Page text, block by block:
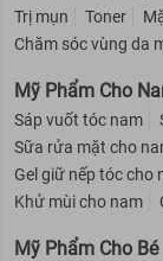
Trị mụn
Toner
Chăm sóc vùng da
Mỹ Phẩm Cho
Sáp vuốt tóc nam
Sữa rửa mặt cho
Gel giữ nếp tóc cho
Khử mùi cho nam
Mỹ Phẩm Cho Bé